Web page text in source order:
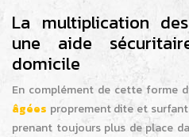
La multiplication
une aide
domicile
En complément de cette forme
âgées proprement dite et
prenant toujours plus de place